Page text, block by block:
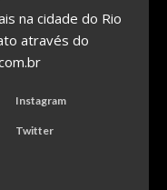
na cidade do Rio
através do
Instagram
Twitter